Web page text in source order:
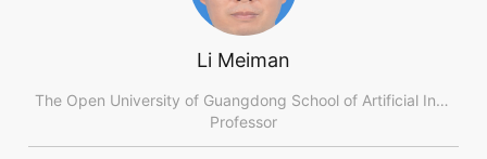
学生的操作水平和学习的积极性，开发移动学习网站，
并用相应的校内外研究课题做支撑，影响力较广，力争
达到国内外同类课程的高水平。
Li Meiman
The Open University of Guangdong School of Artificial Intelligence
Professor